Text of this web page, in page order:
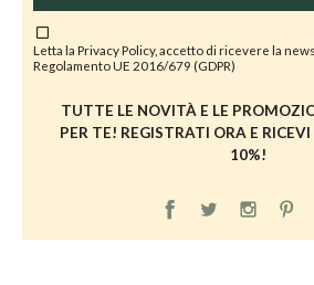
Letta la Privacy Policy, accetto di ricevere la
Regolamento UE 2016/679 (GDPR)
TUTTE LE NOVITÀ E LE
PER TE! REGISTRATI ORA E
10%!